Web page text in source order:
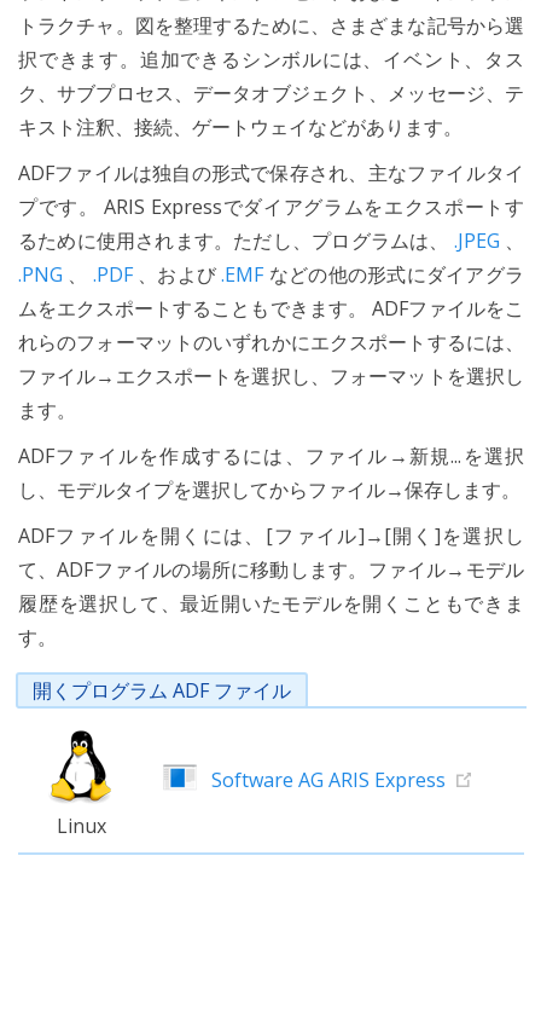
トラクチャ。図を整理するために、さまざまな記号から選
択できます。追加できるシンボルには、イベント、タス
ク、サブプロセス、データオブジェクト、メッセージ、テ
キスト注釈、接続、ゲートウェイなどがあります。
ADFファイルは独自の形式で保存され、主なファイルタイ
プです。 ARIS Expressでダイアグラムをエクスポートす
るために使用されます。ただし、プログラムは、 .JPEG 、
.PNG 、 .PDF、および.EMFなどの他の形式にダイアグラ
ムをエクスポートすることもできます。 ADFファイルをこ
れらのフォーマットのいずれかにエクスポートするには、
ファイル→エクスポートを選択し、フォーマットを選択し
ます。
ADFファイルを作成するには、ファイル→新規...を選択
し、モデルタイプを選択してからファイル→保存します。
ADFファイルを開くには、[ファイル]→[開く]を選択し
て、ADFファイルの場所に移動します。ファイル→モデル
履歴を選択して、最近開いたモデルを開くこともできま
す。
開くプログラム ADF ファイル
Linux
Software AG ARIS Express